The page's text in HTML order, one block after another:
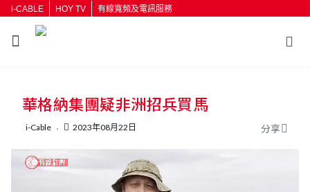
i-CABLE HOY TV 有線寬頻及電訊服務
按輸入鍵開始搜尋
華格納集團疑非洲招兵買馬
i-Cable 2023年08月22日 分享